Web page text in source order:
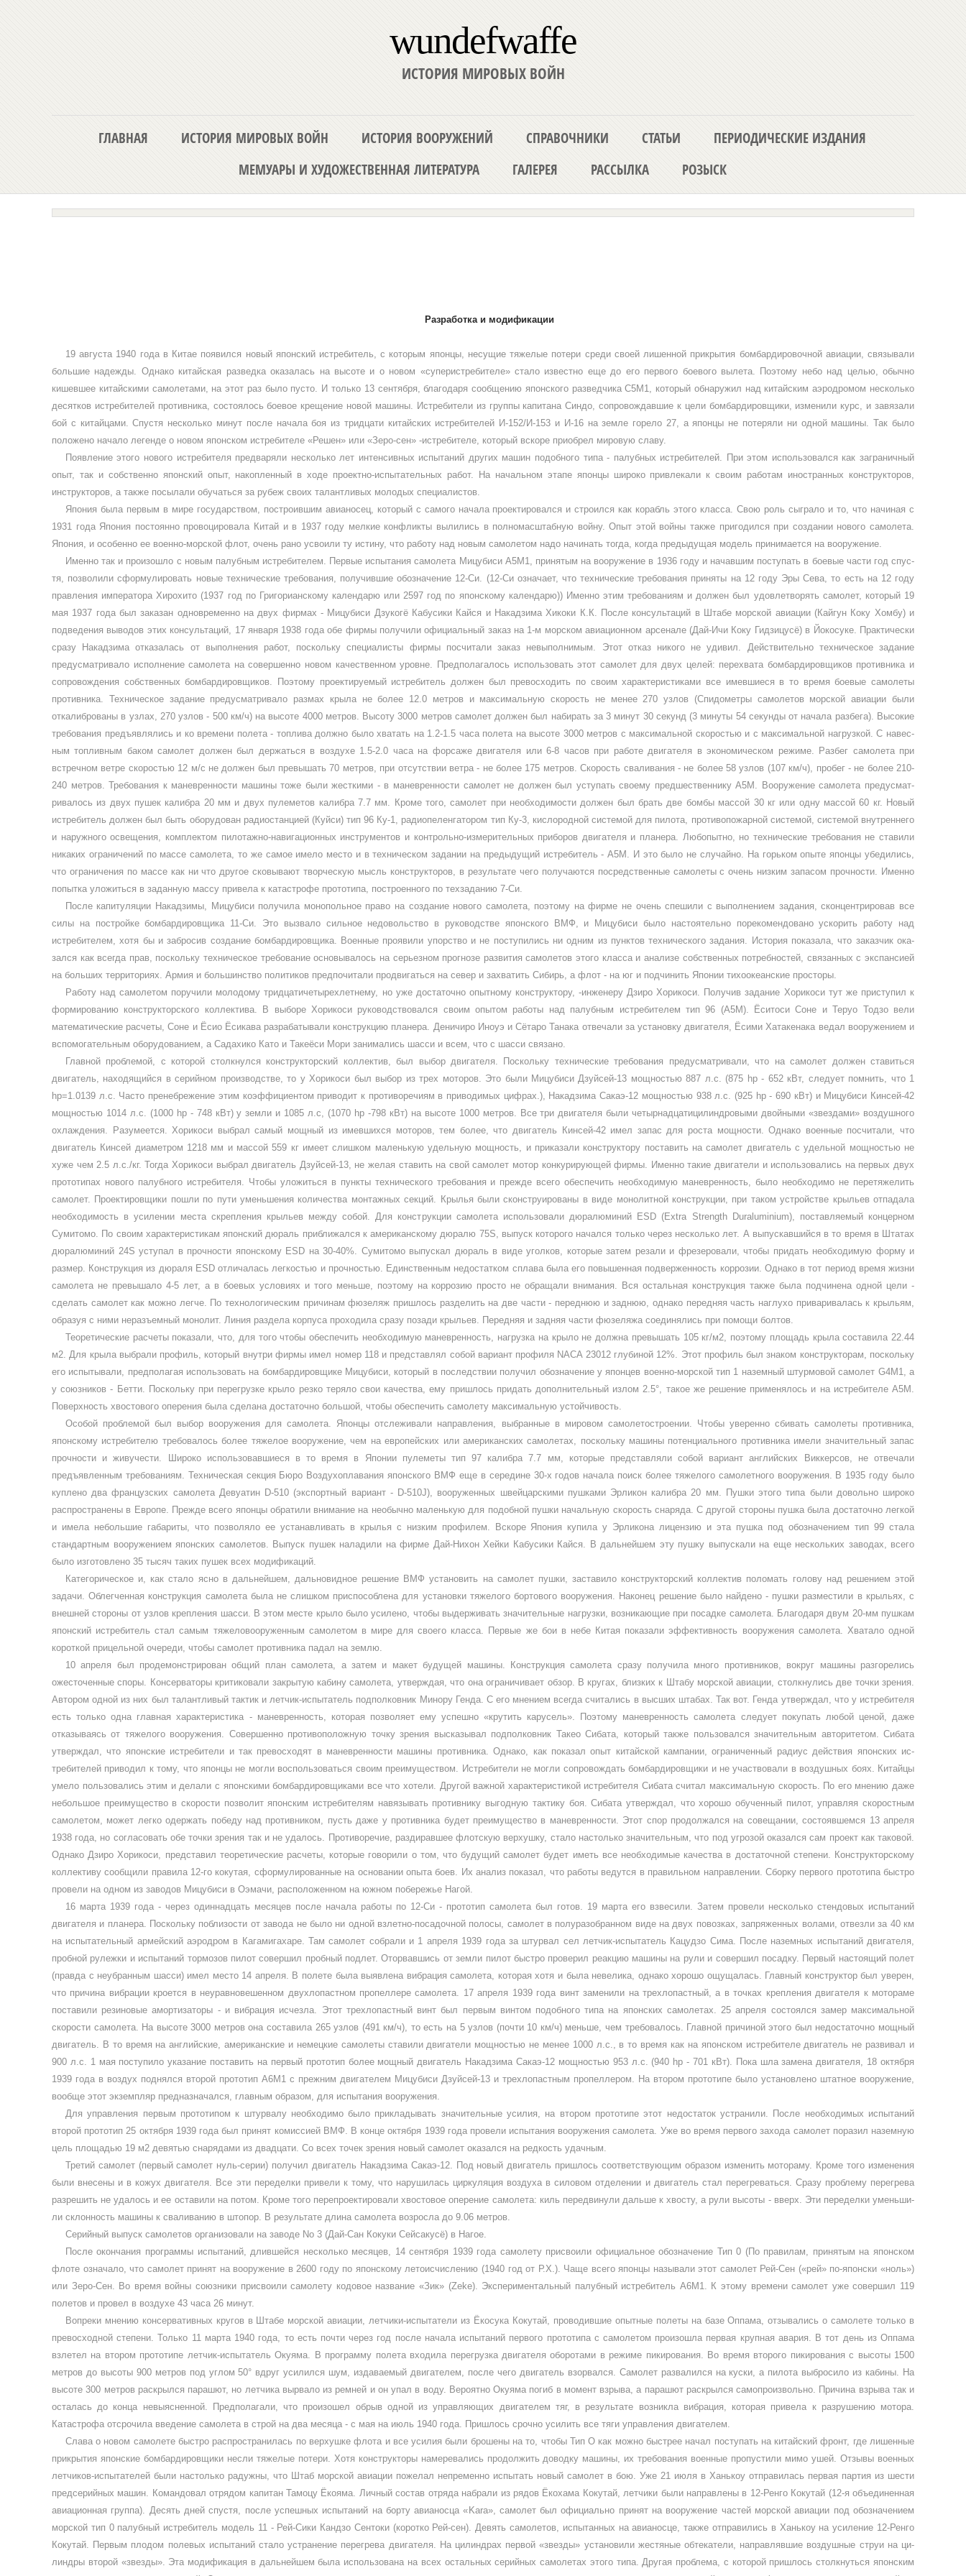
wundefwaffe
ИСТОРИЯ МИРОВЫХ ВОЙН
ГЛАВНАЯ ИСТОРИЯ МИРОВЫХ ВОЙН ИСТОРИЯ ВООРУЖЕНИЙ СПРАВОЧНИКИ СТАТЬИ
ПЕРИОДИЧЕСКИЕ ИЗДАНИЯ
МЕМУАРЫ И ХУДОЖЕСТВЕННАЯ ЛИТЕРАТУРА
ГАЛЕРЕЯ РАССЫЛКА РОЗЫСК
Разработка и модификации
19 августа 1940 года в Китае появился новый японский истребитель, с которым японцы, несущие тяжелые потери среди своей лишенной прикрытия бомбардировоч­ной авиации, связывали
большие надежды. Однако китайская разведка оказалась на высоте и о новом «суперистребителе» стало известно еще до его первого боевого вылета. Поэтому небо над целью, обычно
кишевшее китайскими самолетами, на этот раз было пусто. И только 13 сентяб­ря, благодаря сообщению японского развед­чика С5М1, который обнаружил над ки­тайским аэродромом несколько
десятков истребителей противника, состоялось боевое крещение новой машины. Истреби­тели из группы капитана Синдо, сопро­вождавшие к цели бомбардировщики, изме­нили курс, и завязали
бой с китайцами. Спустя несколько минут после начала боя из тридцати китайских истребителей И-152/И-153 и И-16 на земле горело 27, а япон­цы не потеряли ни одной машины. Так было
положено начало легенде о новом японском истребителе «Решен» или «Зеро-сен» -истребителе, который вскоре приобрел мировую славу.
Появление этого нового истребителя предваряли несколько лет интенсивных испытаний других машин подобного типа - палубных истребителей. При этом использовался как заграничный
опыт, так и собственно японский опыт, накоп­ленный в ходе проектно-испытательных работ. На начальном этапе японцы ши­роко привлекали к своим работам инос­транных конструкторов,
инструкторов, а также посылали обучаться за рубеж сво­их талантливых молодых специалистов.
Япония была первым в мире государ­ством, построившим авианосец, который с самого начала проектировался и стро­ился как корабль этого класса. Свою роль сыграло и то, что начиная с
1931 года Япония постоянно провоцировала Китай и в 1937 году мелкие конфликты выли­лись в полномасштабную войну. Опыт этой войны также пригодился при созда­нии нового самолета.
Япония, и особен­но ее военно-морской флот, очень рано усвоили ту истину, что работу над но­вым самолетом надо начинать тогда, когда предыдущая модель принимается на вооружение.
Именно так и произошло с новым палубным истребителем. Первые испыта­ния самолета Мицубиси А5М1, приня­тым на вооружение в 1936 году и начав­шим поступать в боевые части год спус­
тя, позволили сформулировать новые технические требования, получившие обозначение 12-Си. (12-Си означает, что технические требования приняты на 12 году Эры Сева, то есть на 12 году
прав­ления императора Хирохито (1937 год по Григорианскому календарю или 2597 год по японскому календарю)) Именно этим требованиям и должен был удовлетво­рять самолет, который 19
мая 1937 года был заказан одновременно на двух фир­мах - Мицубиси Дзукогё Кабусики Кай­ся и Накадзима Хикоки К.К. После кон­сультаций в Штабе морской авиации (Кайгун Коку Хомбу) и
подведения вы­водов этих консультаций, 17 января 1938 года обе фирмы получили официальный заказ на 1-м морском авиационном арсе­нале (Дай-Ичи Коку Гидзицусё) в Йокосуке. Практически
сразу Накадзима отказалась от выполнения работ, посколь­ку специалисты фирмы посчитали заказ невыполнимым. Этот отказ никого не удивил. Действительно техническое зада­ние
предусматривало исполнение само­лета на совершенно новом качественном уровне. Предполагалось использовать этот самолет для двух целей: перехвата бомбардировщиков противника и
сопро­вождения собственных бомбардировщи­ков. Поэтому проектируемый истреби­тель должен был превосходить по своим характеристиками все имевшиеся в то время боевые самолеты
противника. Тех­ническое задание предусматривало раз­мах крыла не более 12.0 метров и макси­мальную скорость не менее 270 узлов (Спидометры самолетов морской авиа­ции были
откалиброваны в узлах, 270 уз­лов - 500 км/ч) на высоте 4000 метров. Высоту 3000 метров самолет должен был набирать за 3 минут 30 секунд (3 минуты 54 секунды от начала разбега). Высокие
требования предъявлялись и ко времени полета - топлива должно было хватать на 1.2-1.5 часа полета на высоте 3000 мет­ров с максимальной скоростью и с максимальной нагрузкой. С навес­
ным топливным баком самолет должен был держаться в воздухе 1.5-2.0 часа на форсаже двигателя или 6-8 часов при ра­боте двигателя в экономическом режиме. Разбег самолета при
встречном ветре ско­ростью 12 м/с не должен был превышать 70 метров, при отсутствии ветра - не бо­лее 175 метров. Скорость сваливания - не более 58 узлов (107 км/ч), пробег - не более 210-
240 метров. Требования к ма­невренности машины тоже были жестки­ми - в маневренности самолет не должен был уступать своему предшественнику А5М. Вооружение самолета предусмат­
ривалось из двух пушек калибра 20 мм и двух пулеметов калибра 7.7 мм. Кроме того, самолет при необходимости должен был брать две бомбы массой 30 кг или одну массой 60 кг. Новый
истребитель должен был быть оборудован радиостан­цией (Куйси) тип 96 Ку-1, радиопеленга­тором тип Ку-3, кислородной системой для пилота, противопожарной системой, системой внутреннего
и наружного осве­щения, комплектом пилотажно-навигационных инструментов и контрольно-измерительных приборов двигателя и планера. Любопытно, но технические требования не ставили
никаких ограни­чений по массе самолета, то же самое имело место и в техническом задании на предыдущий истребитель - А5М. И это было не случайно. На горьком опыте японцы убедились,
что ограничения по массе как ни что другое сковывают твор­ческую мысль конструкторов, в резуль­тате чего получаются посредственные са­молеты с очень низким запасом прочнос­ти. Именно
попытка уложиться в заданную массу привела к катастрофе прототипа, построенного по техзаданию 7-Си.
После капитуляции Накадзимы, Мицубиси получила монопольное право на создание нового самолета, поэтому на фирме не очень спешили с выполнением задания, сконцентрировав все
силы на постройке бомбардировщика 11-Си. Это вызвало сильное недовольство в руковод­стве японского ВМФ, и Мицубиси было настоятельно порекомендовано ускорить работу над
истребителем, хотя бы и заб­росив создание бомбардировщика. Воен­ные проявили упорство и не поступились ни одним из пунктов технического зада­ния. История показала, что заказчик ока­
зался как всегда прав, поскольку техни­ческое требование основывалось на серь­езном прогнозе развития самолетов это­го класса и анализе собственных потребностей, связанных с экспансией
на боль­ших территориях. Армия и большинство политиков предпочитали продвигаться на север и захватить Сибирь, а флот - на юг и подчинить Японии тихоокеанские просторы.
Работу над самолетом поручили мо­лодому тридцатичетырехлетнему, но уже достаточно опытному конструктору, -инженеру Дзиро Хорикоси. Получив за­дание Хорикоси тут же приступил к
фор­мированию конструкторского коллекти­ва. В выборе Хорикоси руководствовал­ся своим опытом работы над палубным истребителем тип 96 (А5М). Ёситоси Соне и Теруо Тодзо вели
математические расчеты, Соне и Ёсио Ёсикава разраба­тывали конструкцию планера. Деничиро Иноуэ и Сётаро Танака отвечали за ус­тановку двигателя, Ёсими Хатакенака ведал вооружением и
вспомогательным оборудованием, а Садахико Като и Такеёси Мори занимались шасси и всем, что с шасси связано.
Главной проблемой, с которой стол­кнулся конструкторский коллектив, был выбор двигателя. Поскольку технические требования предусматривали, что на са­молет должен ставиться
двигатель, нахо­дящийся в серийном производстве, то у Хорикоси был выбор из трех моторов. Это были Мицубиси Дзуйсей-13 мощно­стью 887 л.с. (875 hp- 652 кВт, следует помнить, что 1
hp=1.0139 л.с. Часто пре­небрежение этим коэффициентом приводит к противоречиям в приводимых цифрах.), Накадзима Сакаэ-12 мощностью 938 л.с. (925 hp- 690 кВт) и Мицубиси Кинсей-42
мощностью 1014 л.с. (1000 hp - 748 кВт) у земли и 1085 л.с, (1070 hp -798 кВт) на высоте 1000 метров. Все три двигателя были четырнадцатицилиндро­выми двойными «звездами» воздушного
охлаждения. Разумеется. Хорикоси выб­рал самый мощный из имевшихся мото­ров, тем более, что двигатель Кинсей-42 имел запас для роста мощности. Однако военные посчитали, что
двигатель Кинсей диаметром 1218 мм и массой 559 кг имеет слишком маленькую удельную мощность, и приказали конструктору поставить на самолет двигатель с удель­ной мощностью не
хуже чем 2.5 л.с./кг. Тогда Хорикоси выбрал двигатель Дзуй­сей-13, не желая ставить на свой самолет мотор конкурирующей фирмы. Именно такие двигатели и использовались на пер­вых двух
прототипах нового палубного истребителя. Чтобы уложиться в пункты технического требования и прежде всего обеспечить необходимую маневренность, было необходимо не перетяжелить
само­лет. Проектировщики пошли по пути уменьшения количества монтажных сек­ций. Крылья были сконструированы в виде монолитной конструкции, при та­ком устройстве крыльев отпадала
необ­ходимость в усилении места скрепления крыльев между собой. Для конструкции самолета использовали дюралюминий ESD (Extra Strength Duraluminium), по­ставляемый концерном
Сумитомо. По своим характеристикам японский дюраль приближался к американскому дюралю 75S, выпуск которого начался только че­рез несколько лет. А выпускавшийся в то время в Штатах
дюралюминий 24S усту­пал в прочности японскому ESD на 30-40%. Сумитомо выпускал дюраль в виде уголков, которые затем резали и фрезе­ровали, чтобы придать необходимую форму и
размер. Конструкция из дюраля ESDотличалась легкостью и прочнос­тью. Единственным недостатком сплава была его повышенная подверженность коррозии. Однако в тот период время жизни
самолета не превышало 4-5 лет, а в боевых условиях и того меньше, поэто­му на коррозию просто не обращали вни­мания. Вся остальная конструкция так­же была подчинена одной цели -
сделать самолет как можно легче. По технологи­ческим причинам фюзеляж пришлось разделить на две части - переднюю и зад­нюю, однако передняя часть наглухо при­варивалась к крыльям,
образуя с ними неразъемный монолит. Линия раздела корпуса проходила сразу позади крыль­ев. Передняя и задняя части фюзеляжа соединялись при помощи болтов.
Теоретические расчеты показали, что, для того чтобы обеспечить необхо­димую маневренность, нагрузка на крыло не должна превышать 105 кг/м2, по­этому площадь крыла составила 22.44
м2. Для крыла выбрали профиль, который внутри фирмы имел номер 118 и пред­ставлял собой вариант профиля NACA 23012 глубиной 12%. Этот профиль был знаком конструкторам, поскольку
его испытывали, предполагая использовать на бомбардировщике Мицубиси, кото­рый в последствии получил обозначение у японцев военно-морской тип 1 назем­ный штурмовой самолет G4M 1, а
у союз­ников - Бетти. Поскольку при перегруз­ке крыло резко теряло свои качества, ему пришлось придать дополнительный из­лом 2.5°, такое же решение применялось и на истребителе А5М.
Поверхность хво­стового оперения была сделана достаточно большой, чтобы обеспечить самолету максимальную устойчивость.
Особой проблемой был выбор воору­жения для самолета. Японцы отслежива­ли направления, выбранные в мировом самолетостроении. Чтобы уверенно сби­вать самолеты противника,
японскому истребителю требовалось более тяжелое вооружение, чем на европейских или аме­риканских самолетах, поскольку маши­ны потенциального противника имели значительный запас
прочности и живу­чести. Широко использовавшиеся в то время в Японии пулеметы тип 97 калиб­ра 7.7 мм, которые представляли собой вариант английских Виккерсов, не отве­чали
предъявленным требованиям. Тех­ническая секция Бюро Воздухоплавания японского ВМФ еще в середине 30-х го­дов начала поиск более тяжелого само­летного вооружения. В 1935 году было
куплено два французских самолета Девуатин D-510 (экспортный вариант - D-510J), вооруженных швейцарскими пушками Эрликон калибра 20 мм. Пушки этого типа были довольно широко
распро­странены в Европе. Прежде всего японцы обратили внимание на необычно малень­кую для подобной пушки начальную ско­рость снаряда. С другой стороны пушка была достаточно легкой
и имела неболь­шие габариты, что позволяло ее устанав­ливать в крылья с низким профилем. Вско­ре Япония купила у Эрликона лицензию и эта пушка под обозначением тип 99 стала
стандартным вооружением японских само­летов. Выпуск пушек наладили на фирме Дай-Нихон Хейки Кабусики Кайся. В даль­нейшем эту пушку выпускали на еще не­скольких заводах, всего
было изготовлено 35 тысяч таких пушек всех модификаций.
Категорическое и, как стало ясно в дальнейшем, дальновидное решение ВМФ установить на самолет пушки, зас­тавило конструкторский коллектив поло­мать голову над решением этой
задачи. Облегченная конструкция самолета была не слишком приспособлена для установ­ки тяжелого бортового вооружения. На­конец решение было найдено - пушки разместили в крыльях, с
внешней сторо­ны от узлов крепления шасси. В этом ме­сте крыло было усилено, чтобы выдержи­вать значительные нагрузки, возникаю­щие при посадке самолета. Благодаря двум 20-мм пушкам
японский истреби­тель стал самым тяжеловооруженным са­молетом в мире для своего класса. Первые же бои в небе Китая показали эффектив­ность вооружения самолета. Хватало од­ной
короткой прицельной очереди, чтобы самолет противника падал на землю.
10 апреля был продемонстрирован общий план самолета, а затем и макет будущей машины. Конструкция самоле­та сразу получила много противников, вокруг машины разгорелись
ожесточен­ные споры. Консерваторы критиковали закрытую кабину самолета, утверждая, что она ограничивает обзор. В кругах, близких к Штабу морской авиации, стол­кнулись две точки зрения.
Автором од­ной из них был талантливый тактик и летчик-испытатель подполковник Мино­ру Генда. С его мнением всегда счита­лись в высших штабах. Так вот. Генда утверждал, что у истребителя
есть толь­ко одна главная характеристика - манев­ренность, которая позволяет ему успеш­но «крутить карусель». Поэтому манев­ренность самолета следует покупать лю­бой ценой, даже
отказываясь от тяжело­го вооружения. Совершенно противопо­ложную точку зрения высказывал под­полковник Такео Сибата, который так­же пользовался значительным авторите­том. Сибата
утверждал, что японские ис­требители и так превосходят в маневренности машины противника. Однако, как показал опыт китайской кампании, огра­ниченный радиус действия японских ис­
требителей приводил к тому, что япон­цы не могли воспользоваться своим пре­имуществом. Истребители не могли со­провождать бомбардировщики и не уча­ствовали в воздушных боях. Китайцы
умело пользовались этим и делали с япон­скими бомбардировщиками все что хо­тели. Другой важной характеристикой истребителя Сибата считал максималь­ную скорость. По его мнению даже
не­большое преимущество в скорости позво­лит японским истребителям навязывать противнику выгодную тактику боя. Си­бата утверждал, что хорошо обученный пилот, управляя скоростным
самолетом, может легко одержать победу над про­тивником, пусть даже у противника будет преимущество в маневренности. Этот спор продолжался на совещании, состо­явшемся 13 апреля
1938 года, но согласо­вать обе точки зрения так и не удалось. Противоречие, раздиравшее флотскую верхушку, стало настолько значитель­ным, что под угрозой оказался сам про­ект как таковой.
Однако Дзиро Хорикоси, представил теоретические расчеты, которые говорили о том, что будущий самолет будет иметь все необходимые качества в достаточной степени. Конст­рукторскому
коллективу сообщили пра­вила 12-го кокутая, сформулированные на основании опыта боев. Их анализ по­казал, что работы ведутся в правильном направлении. Сборку первого прототи­па быстро
провели на одном из заводов Мицубиси в Оэмачи, расположенном на южном побережье Нагой.
16 марта 1939 года - через одиннад­цать месяцев после начала работы по 12-Си - прототип самолета был готов. 19 марта его взвесили. Затем провели не­сколько стендовых испытаний
двигателя и планера. Поскольку поблизости от за­вода не было ни одной взлетно-посадоч­ной полосы, самолет в полуразобранном виде на двух повозках, запряженных во­лами, отвезли за 40 км
на испытательный армейский аэродром в Кагамигахаре. Там самолет собрали и 1 апреля 1939 года за штурвал сел летчик-испытатель Кацудзо Сима. После наземных испытаний дви­гателя,
пробной рулежки и испытаний тормозов пилот совершил пробный под­лет. Оторвавшись от земли пилот быст­ро проверил реакцию машины на рули и совершил посадку. Первый настоящий полет
(правда с неубранным шасси) имел место 14 апреля. В полете была выявлена вибрация самолета, которая хотя и была невелика, однако хорошо ощущалась. Главный конструктор был уверен,
что причина вибрации кроется в неуравнове­шенном двухлопастном пропеллере само­лета. 17 апреля 1939 года винт заменили на трехлопастный, а в точках крепления двигателя к мотораме
поставили резино­вые амортизаторы - и вибрация исчезла. Этот трехлопастный винт был первым винтом подобного типа на японских са­молетах. 25 апреля состоялся замер мак­симальной
скорости самолета. На высо­те 3000 метров она составила 265 узлов (491 км/ч), то есть на 5 узлов (почти 10 км/ч) меньше, чем требовалось. Главной причиной этого был недостаточно мощ­ный
двигатель. В то время на английские, американские и немецкие самолеты ста­вили двигатели мощностью не менее 1000 л.с., в то время как на японском истреби­теле двигатель не развивал и
900 л.с. 1 мая поступило указание поставить на первый прототип более мощный двигатель Накадзима Сакаэ-12 мощностью 953 л.с. (940 hp- 701 кВт). Пока шла замена дви­гателя, 18 октября
1939 года в воздух под­нялся второй прототип А6М1 с прежним двигателем Мицубиси Дзуйсей-13 и трех­лопастным пропеллером. На втором про­тотипе было установлено штатное воо­ружение,
вообще этот экземпляр предназ­начался, главным образом, для испыта­ния вооружения.
Для управления первым прототипом к штурвалу необходимо было приклады­вать значительные усилия, на втором прототипе этот недостаток устранили. После необходимых испытаний
второй прототип 25 октября 1939 года был при­нят комиссией ВМФ. В конце октября 1939 года провели испытания вооруже­ния самолета. Уже во время первого за­хода самолет поразил наземную
цель площадью 19 м2 девятью снарядами из двадцати. Со всех точек зрения новый самолет оказался на редкость удачным.
Третий самолет (первый самолет нуль-серии) получил двигатель Накадзима Сакаэ-12. Под новый двигатель при­шлось соответствующим образом изме­нить мотораму. Кроме того изменения
были внесены и в кожух двигателя. Все эти переделки привели к тому, что нару­шилась циркуляция воздуха в силовом отделении и двигатель стал перегревать­ся. Сразу проблему перегрева
разре­шить не удалось и ее оставили на по­том. Кроме того перепроектировали хвостовое оперение самолета: киль пе­редвинули дальше к хвосту, а рули вы­соты - вверх. Эти переделки уменьши­
ли склонность машины к сваливанию в штопор. В результате длина самолета возросла до 9.06 метров.
Серийный выпуск самолетов органи­зовали на заводе No 3 (Дай-Сан Кокуки Сейсакусё) в Нагое.
После окончания программы испыта­ний, длившейся несколько месяцев, 14 сентября 1939 года самолету присвоили официальное обозначение Тип 0 (По пра­вилам, принятым на японском
флоте означало, что самолет принят на вооруже­ние в 2600 году по японскому летоисчис­лению (1940 год от Р.Х.). Чаще всего японцы называли этот самолет Рей-Сен («рей» по-японски «ноль»)
или Зеро-Сен. Во время войны союзники присвоили са­молету кодовое название «Зик» (Zeke). Экспериментальный палубный истреби­тель А6М1. К этому времени самолет уже совершил 119
полетов и провел в воздухе 43 часа 26 минут.
Вопреки мнению консервативных кругов в Штабе морской авиации, летчи­ки-испытатели из Ёкосука Кокутай, про­водившие опытные полеты на базе Оппама, отзывались о самолете только в
превосходной степени. Только 11 марта 1940 года, то есть почти через год после начала испытаний первого прототипа с самолетом произошла первая крупная авария. В тот день из Оппама
взлетел на втором прототипе летчик-испытатель Окуяма. В программу полета входила перегрузка двигателя оборотами в режиме пикирования. Во время второго пики­рования с высоты 1500
метров до высо­ты 900 метров под углом 50° вдруг уси­лился шум, издаваемый двигателем, пос­ле чего двигатель взорвался. Самолет развалился на куски, а пилота выброси­ло из кабины. На
высоте 300 метров рас­крылся парашют, но летчика вырвало из ремней и он упал в воду. Вероятно Окуяма погиб в момент взрыва, а парашют раскрылся самопроизвольно. Причина взрыва так и
осталась до конца невыяс­ненной. Предполагали, что произошел обрыв одной из управляющих двигателем тяг, в результате возникла вибрация, ко­торая привела к разрушению мотора.
Катастрофа отсрочила введение самоле­та в строй на два месяца - с мая на июль 1940 года. Пришлось срочно усилить все тяги управления двигателем.
Слава о новом самолете быстро рас­пространилась по верхушке флота и все усилия были брошены на то, чтобы Тип О как можно быстрее начал поступать на китайский фронт, где лишенные
прикры­тия японские бомбардировщики несли тяжелые потери. Хотя конструкторы на­меревались продолжить доводку маши­ны, их требования военные пропустили мимо ушей. Отзывы военных
летчиков-испытателей были настолько радужны, что Штаб морской авиации пожелал не­пременно испытать новый самолет в бою. Уже 21 июля в Ханькоу отправилась пер­вая партия из шести
предсерийных ма­шин. Командовал отрядом капитан Тамоцу Ёкояма. Личный состав отряда на­брали из рядов Ёкохама Кокутай, летчи­ки были направлены в 12-Ренго Кокутай (12-я объединенная
авиационная группа). Десять дней спустя, после успешных ис­пытаний на борту авианосца « Kara», са­молет был официально принят на воору­жение частей морской авиации под обо­значением
морской тип 0 палубный ис­требитель модель 11 - Рей-Сики Кандзо Сентоки (коротко Рей-сен). Девять само­летов, испытанных на авианосце, также отправились в Ханькоу на усиление 12-Ренго
Кокутай. Первым плодом полевых испытаний стало устранение перегрева двигателя. На цилиндрах первой «звез­ды» установили жестяные обтекатели, направлявшие воздушные струи на ци­
линдры второй «звезды». Эта модифика­ция в дальнейшем была использована на всех остальных серийных самолетах это­го типа. Другая проблема, с которой пришлось столкнуться японским